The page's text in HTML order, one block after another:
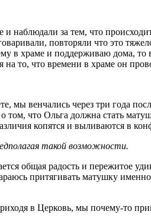
за тем, что
повторяли что это
в храме и поддерживаю дома, то
на то, что времени в храме он
венчались через три года
что Ольга должна стать
копятся и выливаются
такой возможности.
общая радость и пережитое
притягивать матушку
в Церковь, мы почему-то